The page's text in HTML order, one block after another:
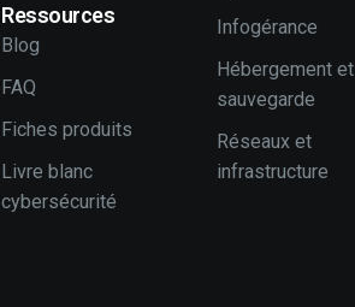
Ressources
Blog
FAQ
Fiches produits
Livre blanc
cybersécurité
Infogérance
Hébergement et
sauvegarde
Réseaux et
infrastructure